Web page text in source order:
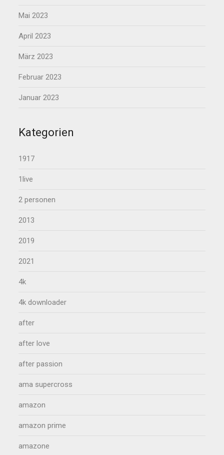
Mai 2023
April 2023
März 2023
Februar 2023
Januar 2023
Kategorien
1917
1live
2 personen
2013
2019
2021
4k
4k downloader
after
after love
after passion
ama supercross
amazon
amazon prime
amazone